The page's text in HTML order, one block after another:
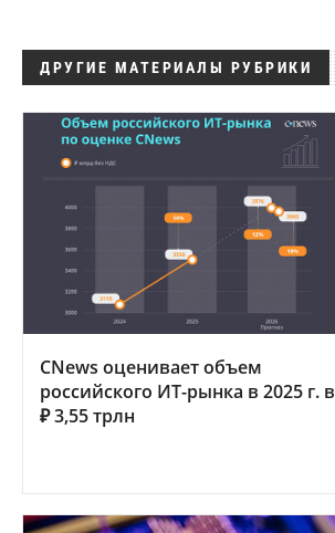
ДРУГИЕ МАТЕРИАЛЫ РУБРИКИ
CNews оценивает объем
российского ИТ-рынка в 2025 г. в
₽ 3,55 трлн